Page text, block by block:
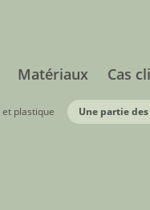
Matériaux Cas
plastique Une partie des